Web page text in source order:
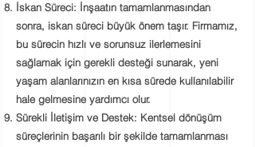
İskan Süreci: İnşaatın tamamlanmasından
sonra, iskan süreci büyük önem taşır. Firmamız,
bu sürecin hızlı ve sorunsuz ilerlemesini
sağlamak için gerekli desteği sunarak, yeni
yaşam alanlarınızın en kısa sürede kullanılabilir
hale gelmesine yardımcı olur.
Sürekli İletişim ve Destek: Kentsel dönüşüm
süreçlerinin başarılı bir şekilde tamamlanması